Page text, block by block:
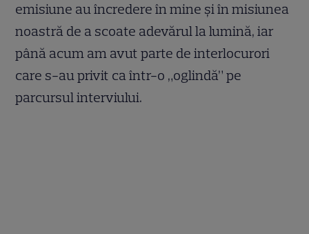
emisiune au încredere în mine şi în misiunea
noastră de a scoate adevărul la lumină, iar
până acum am avut parte de interlocurori
care s-au privit ca într-o „oglindă” pe
parcursul interviului.